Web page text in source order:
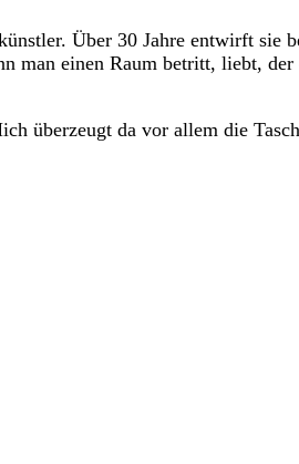
Über 30 Jahre entwirft sie
man einen Raum betritt, liebt,
überzeugt da vor allem die